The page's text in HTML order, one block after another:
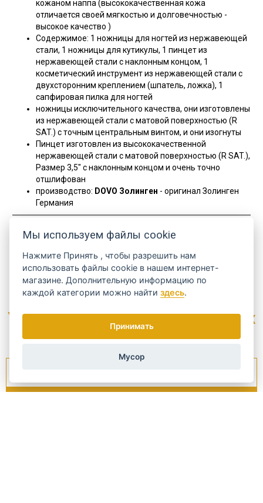
кожаном наппа (высококачественная кожа
отличается своей мягкостью и долговечностью -
высокое качество )
Содержимое: 1 ножницы для ногтей из нержавеющей
стали, 1 ножницы для кутикулы, 1 пинцет из
нержавеющей стали с наклонным концом, 1
косметический инструмент из нержавеющей стали с
двухсторонним креплением (шпатель, ложка), 1
сапфировая пилка для ногтей
ножницы исключительного качества, они изготовлены
из нержавеющей стали с матовой поверхностью (R
SAT.) с точным центральным винтом, и они изогнуты
Пинцет изготовлен из высококачественной
нержавеющей стали с матовой поверхностью (R SAT.),
Размер 3,5" с наклонным концом и очень точно
отшлифован
производство: DOVO Золинген - оригинал Золинген
Германия
Производитель
DOVO Solingen
средний
Узнайте о наиболее интересных
предложениях...
Мы используем файлы cookie
Нажмите Принять , чтобы разрешить нам
использовать файлы cookie в нашем интернет-
магазине. Дополнительную информацию по
каждой категории можно найтиздесь.
Принимать
Мусор